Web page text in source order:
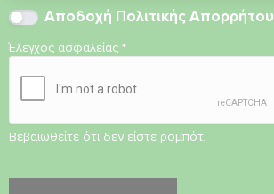
Αποδοχή Πολιτικής Απορρήτου
Έλεγχος ασφαλείας *
Βεβαιωθείτε ότι δεν είστε ρομπότ.